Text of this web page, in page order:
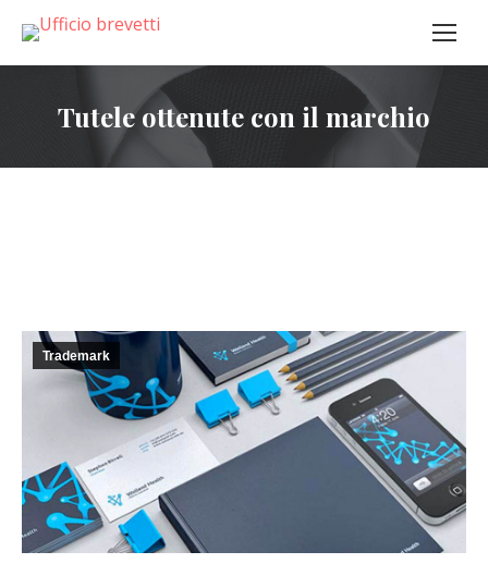
Tutele ottenute con il marchio
Trademark